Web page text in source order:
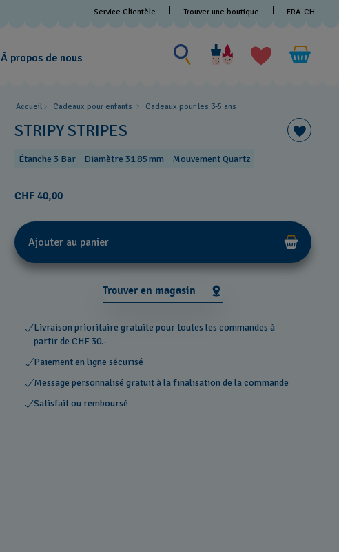
Service Clientèle Trouver une boutique FRA CH
À propos de nous
Chercher
un
produit
Accueil Cadeaux pour enfants Cadeaux pour les 3-5 ans
STRIPY STRIPES
Étanche 3 Bar Diamètre 31.85 mm Mouvement Quartz
CHF 40,00
Ajouter au panier
Trouver en magasin
Livraison prioritaire gratuite pour toutes les commandes à
partir de CHF 30.-
Paiement en ligne sécurisé
Message personnalisé gratuit à la finalisation de la commande
Satisfait ou remboursé